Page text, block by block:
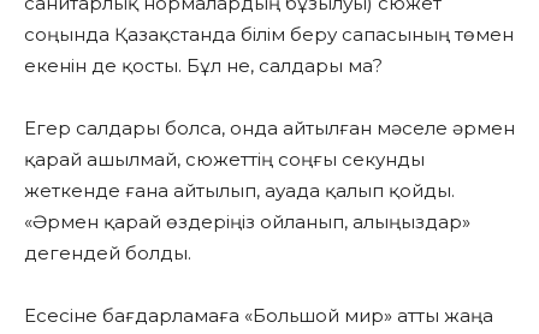
соңында Қазақстанда білім беру сапасының төмен
екенін де қосты. Бұл не, салдары ма?
Егер салдары болса, онда айтылған мәселе әрмен
қарай ашылмай, сюжеттің соңғы секунды
жеткенде ғана айтылып, ауада қалып қойды.
«Әрмен қарай өздеріңіз ойланып, алыңыздар»
дегендей болды.
Есесіне бағдарламаға «Большой мир» атты жаңа